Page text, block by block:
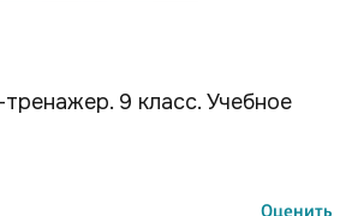
9 класс. Учебное
Оценить